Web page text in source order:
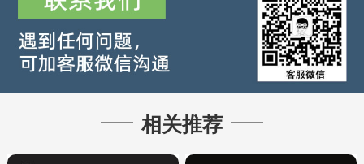
相关推荐